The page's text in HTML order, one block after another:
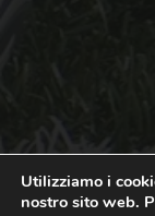
Utilizziamo i
nostro sito web.